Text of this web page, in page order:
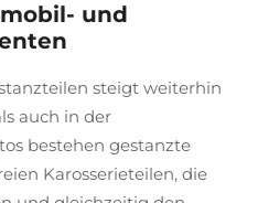
und
steigt weiterhin
auch in der
bestehen gestanzte
Karosserieteilen, die